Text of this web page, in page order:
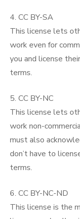
4. CC BY-SA
This license lets
work even for
you and license
terms.
5. CC BY-NC
This license lets
work non-
must also
don’t have to
terms.
6. CC BY-NC-ND
This license is the